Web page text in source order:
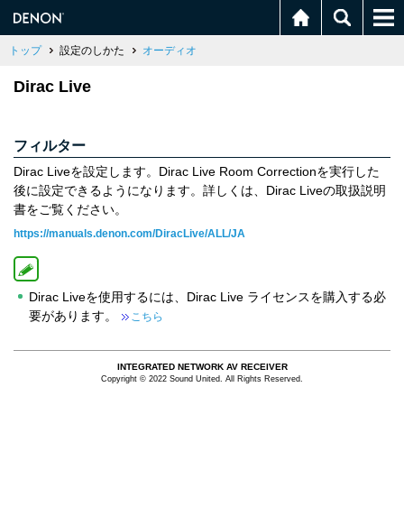
トップ 設定のしかた オーディオ
Dirac Live
フィルター
Dirac Liveを設定します。Dirac Live Room Correctionを実行した
後に設定できるようになります。詳しくは、Dirac Liveの取扱説明
書をご覧ください。
https://manuals.denon.com/DiracLive/ALL/JA
Dirac Liveを使用するには、Dirac Live ライセンスを購入する必
要があります。
こちら
INTEGRATED NETWORK AV RECEIVER
Copyright © 2022 Sound United. All Rights Reserved.